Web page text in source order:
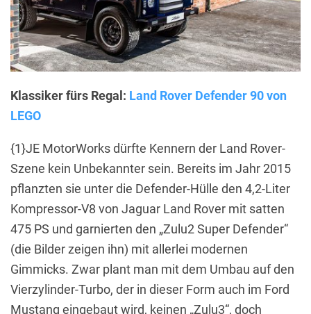
Klassiker fürs Regal: Land Rover Defender 90 von
LEGO
{1}JE MotorWorks dürfte Kennern der Land Rover-
Szene kein Unbekannter sein. Bereits im Jahr 2015
pflanzten sie unter die Defender-Hülle den 4,2-Liter
Kompressor-V8 von Jaguar Land Rover mit satten
475 PS und garnierten den „Zulu2 Super Defender“
(die Bilder zeigen ihn) mit allerlei modernen
Gimmicks. Zwar plant man mit dem Umbau auf den
Vierzylinder-Turbo, der in dieser Form auch im Ford
Mustang eingebaut wird, keinen „Zulu3“, doch